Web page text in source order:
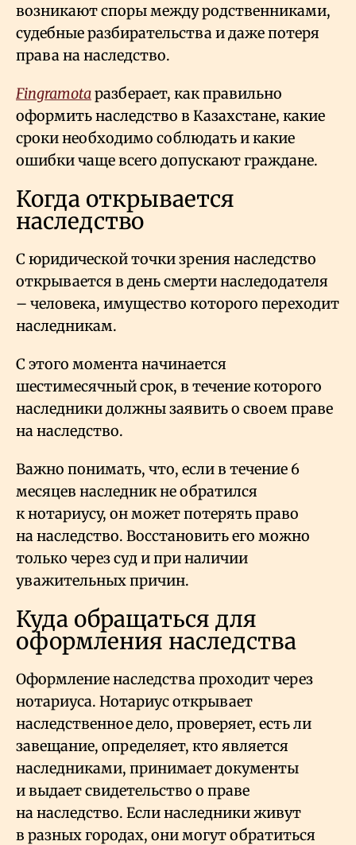
возникают споры между родственниками,
судебные разбирательства и даже потеря
права на наследство.
Fingramotaразберает, как правильно
оформить наследство в Казахстане, какие
сроки необходимо соблюдать и какие
ошибки чаще всего допускают граждане.
Когда открывается
наследство
С юридической точки зрения наследство
открывается в день смерти наследодателя
– человека, имущество которого переходит
наследникам.
С этого момента начинается
шестимесячный срок, в течение которого
наследники должны заявить о своем праве
на наследство.
Важно понимать, что, если в течение 6
месяцев наследник не обратился
к нотариусу, он может потерять право
на наследство. Восстановить его можно
только через суд и при наличии
уважительных причин.
Куда обращаться для
оформления наследства
Оформление наследства проходит через
нотариуса. Нотариус открывает
наследственное дело, проверяет, есть ли
завещание, определяет, кто является
наследниками, принимает документы
и выдает свидетельство о праве
на наследство. Если наследники живут
в разных городах, они могут обратиться